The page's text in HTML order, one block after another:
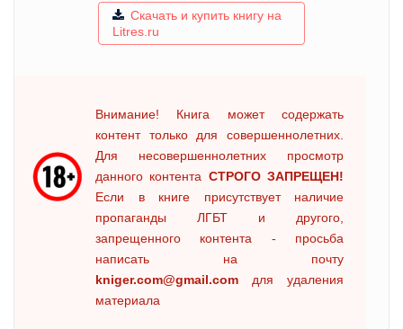
Скачать и купить книгу на
Litres.ru
Внимание! Книга может содержать
контент только для совершеннолетних.
Для несовершеннолетних просмотр
данного контента СТРОГО ЗАПРЕЩЕН!
Если в книге присутствует наличие
пропаганды ЛГБТ и другого,
запрещенного контента - просьба
написать на почту
kniger.com@gmail.com для удаления
материала